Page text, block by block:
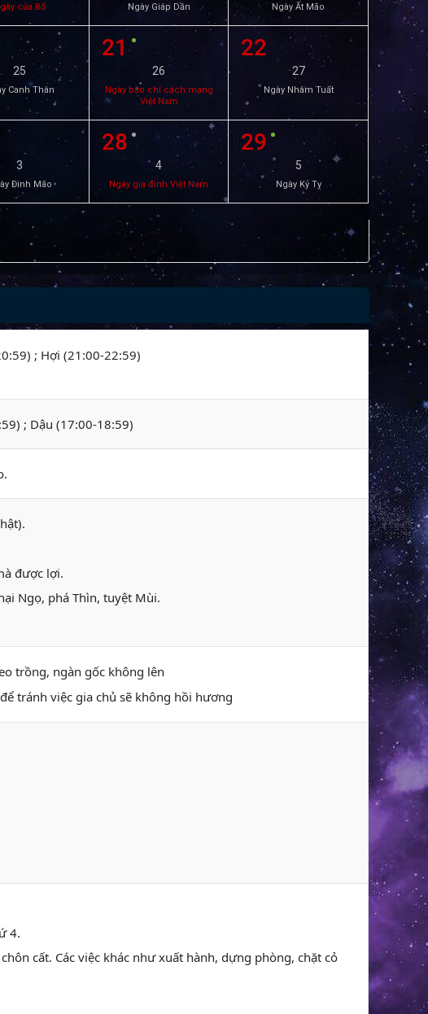
của Bố Ngày Giáp Dần Ngày Ất Mão
25
Canh Thân
21
26
Ngày báo chí cách mạng
Việt Nam
22
27
Ngày Nhâm Tuất
3
Đinh Mão
28
4
Ngày gia đình Việt Nam
29
5
Ngày Kỷ Tỵ
; Hợi (21:00-22:59)
; Dậu (17:00-18:59)
được lợi.
Ngọ, phá Thìn, tuyệt Mùi.
trồng, ngàn gốc không lên
tránh việc gia chủ sẽ không hồi hương
4.
cất. Các việc khác như xuất hành, dựng phòng, chặt cỏ